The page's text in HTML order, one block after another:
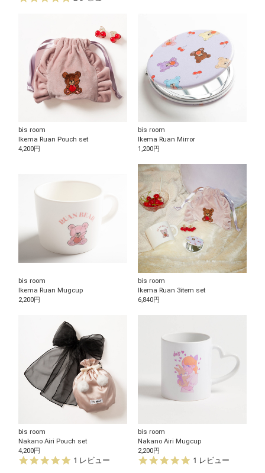
a
r
r
a
t
i
n
g
bis room
Ikema Ruan Pouch set
4,200円
bis room
Ikema Ruan Mirror
1,200円
bis room
Ikema Ruan Mugcup
2,200円
bis room
Ikema Ruan 3item set
6,840円
bis room
Nakano Airi Pouch set
4,200円
5.1 レビュー
bis room
Nakano Airi Mugcup
2,200円
5.1 レビュー